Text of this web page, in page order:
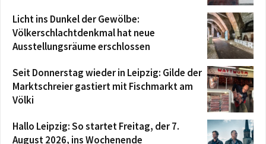
Licht ins Dunkel der Gewölbe:
Völkerschlachtdenkmal hat neue
Ausstellungsräume erschlossen
Seit Donnerstag wieder in Leipzig: Gilde der
Marktschreier gastiert mit Fischmarkt am
Völki
Hallo Leipzig: So startet Freitag, der 7.
August 2026, ins Wochenende